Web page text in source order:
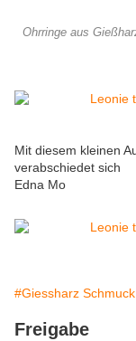
Ohrringe aus
Mit diesem kleinen
verabschiedet sich
Edna Mo
#Giessharz Schmuck
Freigabe